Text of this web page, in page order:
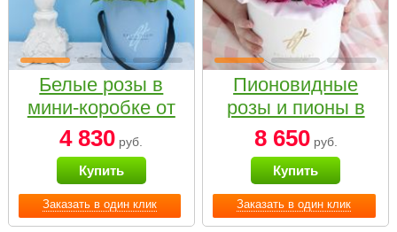
Заказать в один клик
Белые розы в
мини-коробке от
Bella Fiori
4 830 руб.
Купить
Заказать в один клик
Пионовидные
розы и пионы в
белой коробке
Small
8 650руб.
Купить